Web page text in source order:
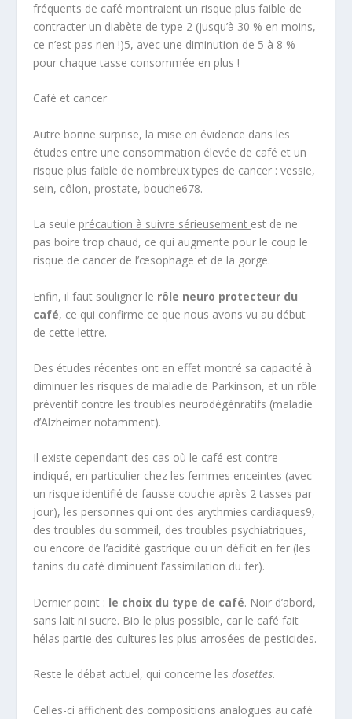
fréquents de café montraient un risque plus faible de
contracter un diabète de type 2 (jusqu’à 30 % en moins,
ce n’est pas rien !)5, avec une diminution de 5 à 8 %
pour chaque tasse consommée en plus !
Café et cancer
Autre bonne surprise, la mise en évidence dans les
études entre une consommation élevée de café et un
risque plus faible de nombreux types de cancer : vessie,
sein, côlon, prostate, bouche678.
La seule précaution à suivre sérieusement est de ne
pas boire trop chaud, ce qui augmente pour le coup le
risque de cancer de l’œsophage et de la gorge.
Enfin, il faut souligner le rôle neuro protecteur du
café, ce qui confirme ce que nous avons vu au début
de cette lettre.
Des études récentes ont en effet montré sa capacité à
diminuer les risques de maladie de Parkinson, et un rôle
préventif contre les troubles neurodégénratifs (maladie
d’Alzheimer notamment).
Il existe cependant des cas où le café est contre-
indiqué, en particulier chez les femmes enceintes (avec
un risque identifié de fausse couche après 2 tasses par
jour), les personnes qui ont des arythmies cardiaques9,
des troubles du sommeil, des troubles psychiatriques,
ou encore de l’acidité gastrique ou un déficit en fer (les
tanins du café diminuent l’assimilation du fer).
Dernier point : le choix du type de café. Noir d’abord,
sans lait ni sucre. Bio le plus possible, car le café fait
hélas partie des cultures les plus arrosées de pesticides.
Reste le débat actuel, qui concerne lesdosettes.
Celles-ci affichent des compositions analogues au café